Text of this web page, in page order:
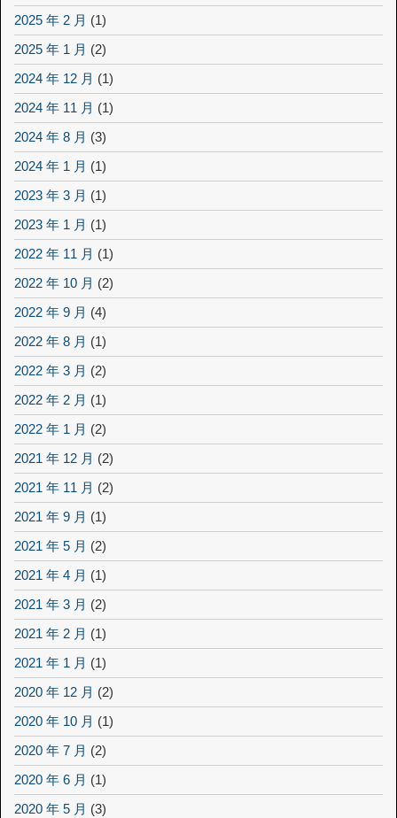
2025 年 2 月 (1)
2025 年 1 月 (2)
2024 年 12 月 (1)
2024 年 11 月 (1)
2024 年 8 月 (3)
2024 年 1 月 (1)
2023 年 3 月 (1)
2023 年 1 月 (1)
2022 年 11 月 (1)
2022 年 10 月 (2)
2022 年 9 月 (4)
2022 年 8 月 (1)
2022 年 3 月 (2)
2022 年 2 月 (1)
2022 年 1 月 (2)
2021 年 12 月 (2)
2021 年 11 月 (2)
2021 年 9 月 (1)
2021 年 5 月 (2)
2021 年 4 月 (1)
2021 年 3 月 (2)
2021 年 2 月 (1)
2021 年 1 月 (1)
2020 年 12 月 (2)
2020 年 10 月 (1)
2020 年 7 月 (2)
2020 年 6 月 (1)
2020 年 5 月 (3)